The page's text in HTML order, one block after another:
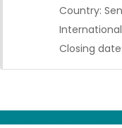
Country:
Closing